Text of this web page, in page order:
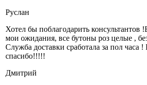
Руслан
Хотел бы поблагодарить консультантов
мои ожидания, все бутоны роз целые ,
Служба доставки сработала за пол часа
спасибо!!!!!
Дмитрий